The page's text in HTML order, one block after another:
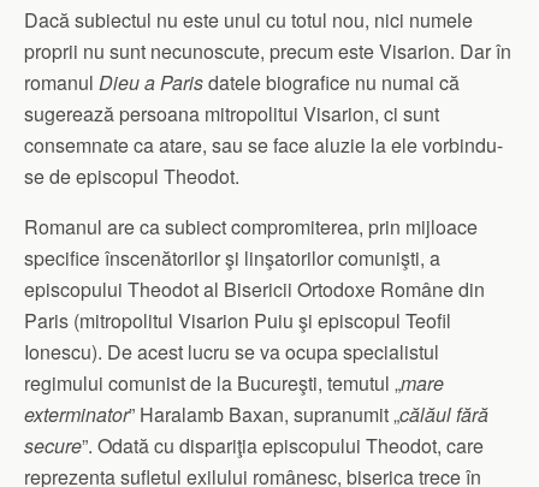
Dacă subiectul nu este unul cu totul nou, nici numele
proprii nu sunt necunoscute, precum este Visarion. Dar în
romanul Dieu a Parisdatele biografice nu numai că
sugerează persoana mitropolitui Visarion, ci sunt
consemnate ca atare, sau se face aluzie la ele vorbindu-
se de episcopul Theodot.
Romanul are ca subiect compromiterea, prin mijloace
specifice înscenătorilor şi linşatorilor comunişti, a
episcopului Theodot al Bisericii Ortodoxe Române din
Paris (mitropolitul Visarion Puiu şi episcopul Teofil
Ionescu). De acest lucru se va ocupa specialistul
regimului comunist de la Bucureşti, temutul „mare
exterminator” Haralamb Baxan, supranumit „călăul fără
secure”. Odată cu dispariţia episcopului Theodot, care
reprezenta sufletul exilului românesc, biserica trece în